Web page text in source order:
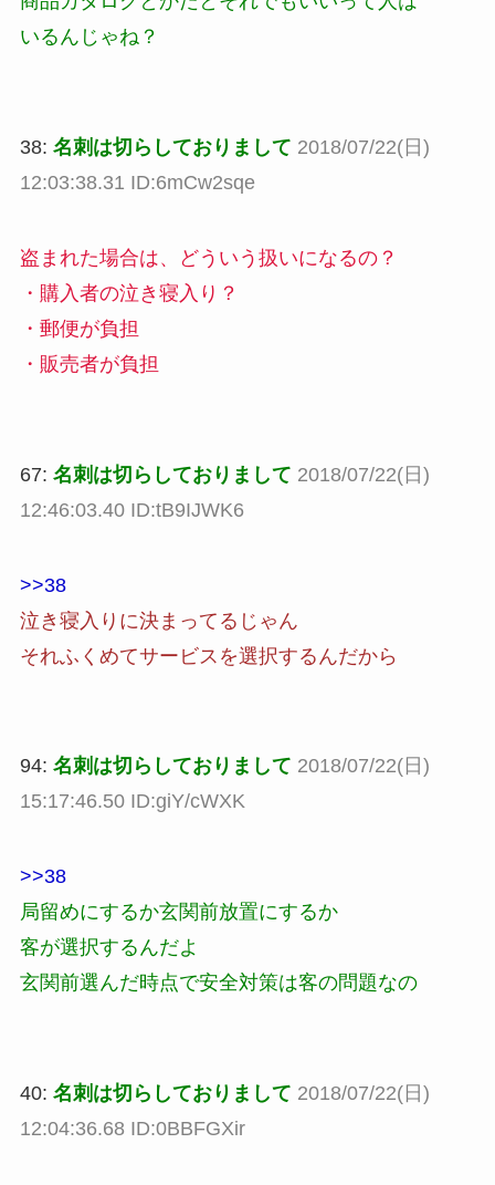
いるんじゃね？
38: 名刺は切らしておりまして 2018/07/22(日)
12:03:38.31 ID:6mCw2sqe
盗まれた場合は、どういう扱いになるの？
・購入者の泣き寝入り？
・郵便が負担
・販売者が負担
67: 名刺は切らしておりまして 2018/07/22(日)
12:46:03.40 ID:tB9IJWK6
>>38
泣き寝入りに決まってるじゃん
それふくめてサービスを選択するんだから
94: 名刺は切らしておりまして 2018/07/22(日)
15:17:46.50 ID:giY/cWXK
>>38
局留めにするか玄関前放置にするか
客が選択するんだよ
玄関前選んだ時点で安全対策は客の問題なの
40: 名刺は切らしておりまして 2018/07/22(日)
12:04:36.68 ID:0BBFGXir